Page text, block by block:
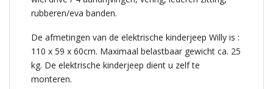
rubberen/eva banden.
De afmetingen van de elektrische kinderjeep Willy is :
110 x 59 x 60cm. Maximaal belastbaar gewicht ca. 25
kg. De elektrische kinderjeep dient u zelf te
monteren.